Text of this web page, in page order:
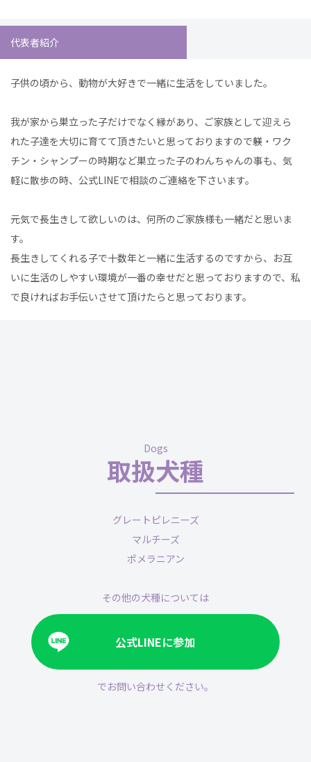
代表者紹介
子供の頃から、動物が大好きで一緒に生活をしていました。
我が家から巣立った子だけでなく縁があり、ご家族として迎えら
れた子達を大切に育てて頂きたいと思っておりますので躾・ワク
チン・シャンプーの時期など巣立った子のわんちゃんの事も、気
軽に散歩の時、公式LINEで相談のご連絡を下さいます。
元気で長生きして欲しいのは、何所のご家族様も一緒だと思いま
す。
長生きしてくれる子で十数年と一緒に生活するのですから、お互
いに生活のしやすい環境が一番の幸せだと思っておりますので、私
で良ければお手伝いさせて頂けたらと思っております。
Dogs
取扱犬種
グレートピレニーズ
マルチーズ
ポメラニアン
その他の犬種については
公式LINEに参加
でお問い合わせください。